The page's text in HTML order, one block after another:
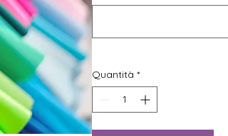
Quantità *